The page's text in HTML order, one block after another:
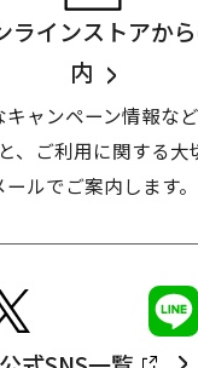
ラインストアか
内
ャンペーン情報な
ご利用に関する大
ールでご案内します。